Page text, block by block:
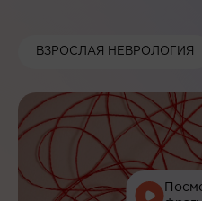
ВЗРОСЛАЯ НЕВРОЛОГИЯ